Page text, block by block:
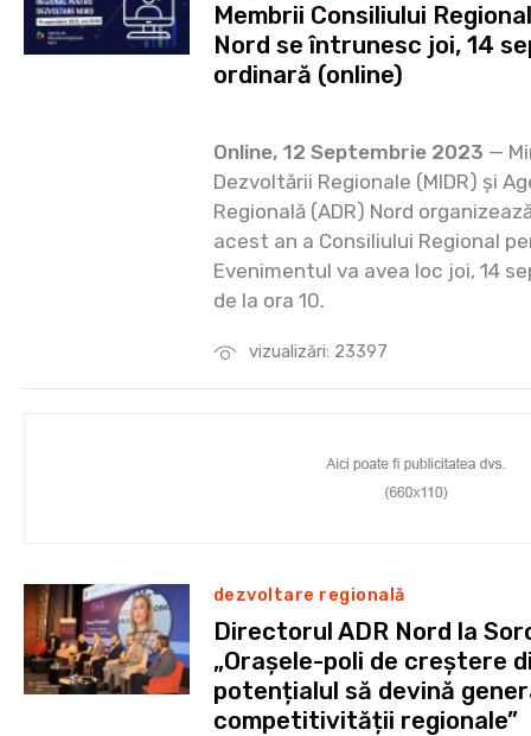
vizualizări: 23397
Membrii Consiliului
Nord se întrunesc joi, 14
ordinară (online)
Online, 12 Septembrie 2023 —
Dezvoltării Regionale (MIDR) și
Regională (ADR) Nord
acest an a Consiliului Regional
Evenimentul va avea loc joi, 14
de la ora 10.
dezvoltare regională
Directorul ADR Nord la
„Orașele-poli de creștere
potențialul să devină
competitivității regionale”